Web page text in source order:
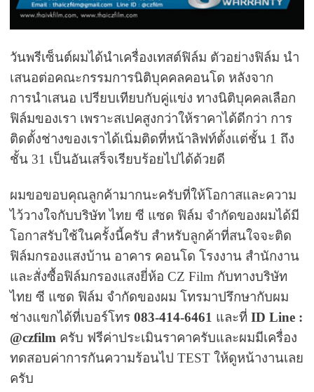
วันพรีเซ็นต์ผมได้นำเครื่องเทสต์ฟิล์ม ตัวอย่างฟิล์ม นำ
เสนอต่อคณะกรรมการนิติบุคคลคอนโด หลังจาก
การนำเสนอ เปรียบเทียบกับคู่แข่ง ทางนิติบุคคลเลือก
ฟิล์มของเรา เพราะสเปคสูงกว่าให้ราคาได้ดีกว่า การ
ติดตั้งช่างของเราได้เนิ่มติดที่หน้าลิฟท์ตั้งแต่ชั้น 1 ถึง
ชั้น 31 เป็นอันเสร็จเรียบร้อยไปได้ด้วยดี
ผมขอขอบคุณลูกค้ามากนะครับที่ให้โอกาสและความ
ไว้วางใจกับบริษัท ไทย ซี แซด ฟิล์ม จำกัดของผมได้มี
โอกาสรับใช้ในครั้งนี้ครับ สำหรับลูกค้าที่สนใจจะติด
ฟิล์มกรองแสงบ้าน อาคาร คอนโด โรงงาน สำนักงาน
และสั่งซื้อฟิล์มกรองแสงยี่ห้อ CZ Film กับทางบริษัท
ไทย ซี แซด ฟิล์ม จำกัดของผม โทรมาปรึกษากับผม
ช่างแขกได้ที่เบอร์โทร083-414-6461 และที่ID Line :
@czfilm ครับ ฟรีค่าประเมินราคาครับและผมมีเครื่อง
ทดสอบค่าการกันความร้อนไป TEST ให้ดูหน้างานเลย
ครับ